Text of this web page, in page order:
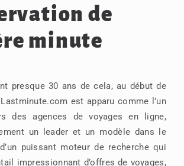
de
minute
presque 30 ans de cela, au début de
Lastminute.com est apparu comme l’un
des agences de voyages en ligne,
un leader et un modèle dans le
puissant moteur de recherche qui
impressionnant d’offres de voyages,